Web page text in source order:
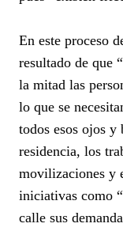
En este proceso
resultado de que
la mitad las
lo que se
todos esos ojos y
residencia, los
movilizaciones y
iniciativas como
calle sus